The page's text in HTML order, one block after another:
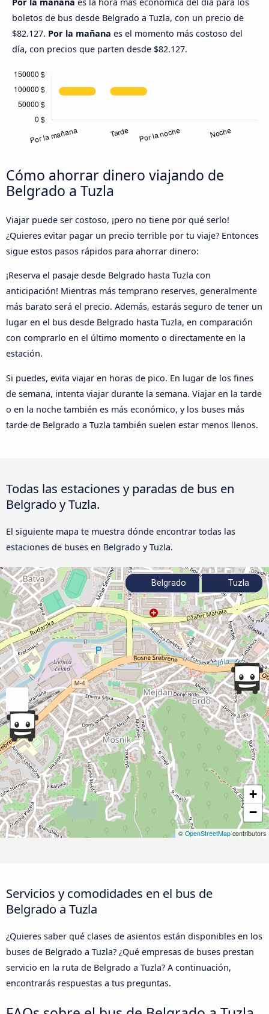
boletos de bus desde Belgrado a Tuzla, con un precio de
$82.127. Por la mañana es el momento más costoso del
día, con precios que parten desde $82.127.
Cómo ahorrar dinero viajando de
Belgrado a Tuzla
Viajar puede ser costoso, ¡pero no tiene por qué serlo!
¿Quieres evitar pagar un precio terrible por tu viaje? Entonces
sigue estos pasos rápidos para ahorrar dinero:
¡Reserva el pasaje desde Belgrado hasta Tuzla con
anticipación! Mientras más temprano reserves, generalmente
más barato será el precio. Además, estarás seguro de tener un
lugar en el bus desde Belgrado hasta Tuzla, en comparación
con comprarlo en el último momento o directamente en la
estación.
Si puedes, evita viajar en horas de pico. En lugar de los fines
de semana, intenta viajar durante la semana. Viajar en la tarde
o en la noche también es más económico, y los buses más
tarde de Belgrado a Tuzla también suelen estar menos llenos.
Todas las estaciones y paradas de bus en
Belgrado y Tuzla.
El siguiente mapa te muestra dónde encontrar todas las
estaciones de buses en Belgrado y Tuzla.
+
−
© OpenStreetMap contributors
Belgrado Tuzla
Servicios y comodidades en el bus de
Belgrado a Tuzla
¿Quieres saber qué clases de asientos están disponibles en los
buses de Belgrado a Tuzla? ¿Qué empresas de buses prestan
servicio en la ruta de Belgrado a Tuzla? A continuación,
encontrarás respuestas a tus preguntas.